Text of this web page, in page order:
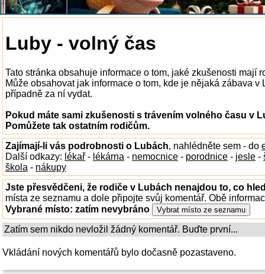
Luby - volný čas
Tato stránka obsahuje informace o tom, jaké zkušenosti mají
Může obsahovat jak informace o tom, kde je nějaká zábava v
případně za ní vydat.
Pokud máte sami zkušenosti s trávením volného času v
Pomůžete tak ostatním rodičům.
Zajímají-li vás podrobnosti o Lubách, nahlédněte sem - do
Další odkazy: lékař - lékárna - nemocnice - porodnice - jesle -
škola - nákupy
Jste přesvědčeni, že rodiče v Lubách nenajdou to, co
místa ze seznamu a dole připojte svůj komentář. Obě
Vybrané místo: zatím nevybráno
Zatím sem nikdo nevložil žádný komentář. Buďte první...
Vkládání nových komentářů bylo dočasně pozastaveno.